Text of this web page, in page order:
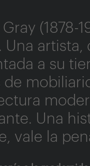
(1878-
Una
a su
de
Una
vale la